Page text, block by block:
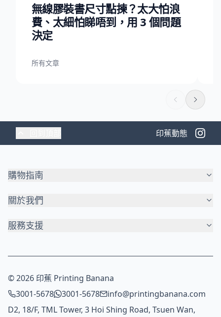
無線膠裝書尺寸點揀？太大怕浪
費、太細怕睇唔到，用 3 個問題
決定
所有文章
印蕉動態
購物指南
關於我們
服務支援
© 2026 印蕉 Printing Banana
3001-5678
3001-5678
info@printingbanana.com
D2, 18/F, TML Tower, 3 Hoi Shing Road, Tsuen Wan,